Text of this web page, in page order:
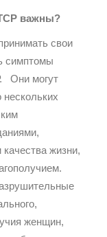
важны?
свои
симптомы
Они могут
жизни,
женщин,